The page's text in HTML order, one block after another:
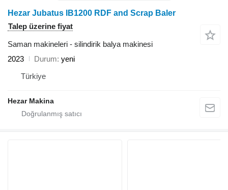
Hezar Jubatus IB1200 RDF and Scrap Baler
Talep üzerine fiyat
Saman makineleri - silindirik balya makinesi
2023
Durum yeni
Türkiye
Hezar Makina